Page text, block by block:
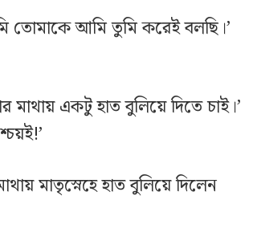
তোমাকে আমি তুমি করেই বলছি।’
মাথায় একটু হাত বুলিয়ে দিতে চাই।’
মাতৃস্নেহে হাত বুলিয়ে দিলেন